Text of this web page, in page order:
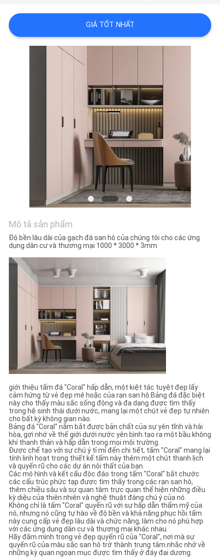
LIÊN
ĐỒ
TRANG
WEB
CHÍNH
BẢO
GIÁ TỐT NHẤT
Mô tả sản phẩm
Độ bền lâu dài của gạch đá san hô của chúng tôi cho các ứng
dụng dân cư và thương mại 1000 * 3000 * 3mm
giới thiệu tấm đá "Coral" hấp dẫn, một kiệt tác tuyệt đẹp lấy
cảm hứng từ vẻ đẹp mê hoặc của rạn san hô.Bảng đá đặc biệt
này cho thấy màu sắc sống động và đa dạng được tìm thấy
trong hệ sinh thái dưới nước, mang lại một chút vẻ đẹp tự nhiên
cho bất kỳ không gian nào.
Bảng đá "Coral" nắm bắt được bản chất của sự yên tĩnh và hài
hòa, gợi nhớ về thế giới dưới nước yên bình.tạo ra một bầu không
khí thanh thản và hấp dẫn trong mọi môi trường.
Được chế tạo với sự chú ý tỉ mỉ đến chi tiết, tấm "Coral" mang lại
tính linh hoạt trong thiết kế.tấm này thêm một chút thanh lịch
và quyến rũ cho các dự án nội thất của bạn.
Các mô hình và kết cấu độc đáo trong tấm "Coral" bắt chước
các cấu trúc phức tạp được tìm thấy trong các rạn san hô,
thêm chiều sâu và sự quan tâm trực quan.thể hiện những điều
kỳ diệu của thiên nhiên và nghệ thuật đáng chú ý của nó.
Không chỉ là tấm "Coral" quyến rũ với sự hấp dẫn thẩm mỹ của
nó, nhưng nó cũng tự hào về độ bền và khả năng phục hồi.tấm
này cung cấp vẻ đẹp lâu dài và chức năng, làm cho nó phù hợp
với các ứng dụng dân cư và thương mại khác nhau.
Hãy đắm mình trong vẻ đẹp quyến rũ của "Coral", nơi mà sự
quyến rũ của màu sắc san hô trở thành trung tâm.nhắc nhở về
những kỳ quan ngoạn mục được tìm thấy ở đáy đại dương.